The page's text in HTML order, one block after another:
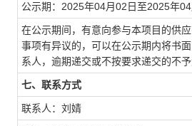
公示期：2025年04月02日至2025年
在公示期间，有意向参与本项目的供
事项有异议的，可以在公示期内将书
系人，逾期递交或不按要求递交的不予
七、联系方式
联系人：刘婧